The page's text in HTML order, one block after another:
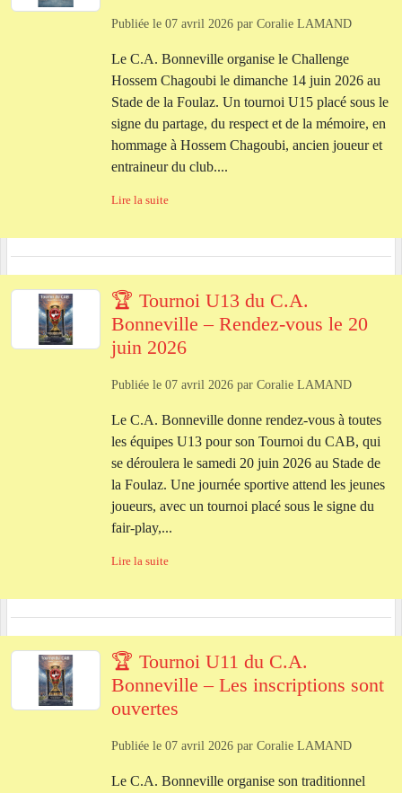
Publiée le 07 avril 2026 par Coralie LAMAND
Le C.A. Bonneville organise le Challenge
Hossem Chagoubi le dimanche 14 juin 2026 au
Stade de la Foulaz. Un tournoi U15 placé sous le
signe du partage, du respect et de la mémoire, en
hommage à Hossem Chagoubi, ancien joueur et
entraineur du club....
Lire la suite
🏆 Tournoi U13 du C.A.
Bonneville – Rendez‑vous le 20
juin 2026
Publiée le 07 avril 2026 par Coralie LAMAND
Le C.A. Bonneville donne rendez‑vous à toutes
les équipes U13 pour son Tournoi du CAB, qui
se déroulera le samedi 20 juin 2026 au Stade de
la Foulaz. Une journée sportive attend les jeunes
joueurs, avec un tournoi placé sous le signe du
fair‑play,...
Lire la suite
🏆 Tournoi U11 du C.A.
Bonneville – Les inscriptions sont
ouvertes
Publiée le 07 avril 2026 par Coralie LAMAND
Le C.A. Bonneville organise son traditionnel